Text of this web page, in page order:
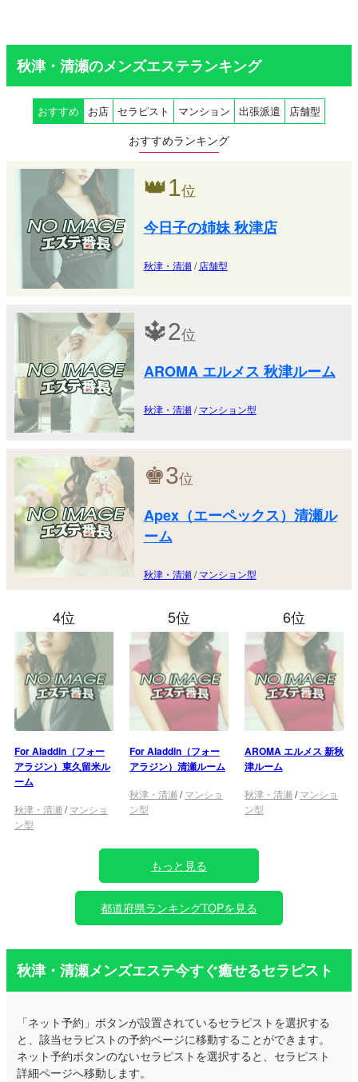
秋津・清瀬のメンズエステランキング
おすすめ お店 セラピスト マンション 出張派遣 店舗型
おすすめランキング
👑1位
今日子の姉妹 秋津店
秋津・清瀬/ 店舗型
🔱2位
AROMA エルメス 秋津ルーム
秋津・清瀬/マンション型
♚3位
Apex（エーペックス）清瀬ル
ーム
秋津・清瀬/マンション型
4位
For Aladdin（フォー
アラジン）東久留米ル
ーム
秋津・清瀬 /マンショ
ン型
5位
For Aladdin（フォー
アラジン）清瀬ルーム
秋津・清瀬 /マンショ
ン型
6位
AROMA エルメス 新秋
津ルーム
秋津・清瀬 /マンショ
ン型
もっと見る
都道府県ランキングTOPを見る
秋津・清瀬メンズエステ今すぐ癒せるセラピスト
「ネット予約」ボタンが設置されているセラピストを選択する
と、該当セラピストの予約ページに移動することができます。
ネット予約ボタンのないセラピストを選択すると、セラピスト
詳細ページへ移動します。